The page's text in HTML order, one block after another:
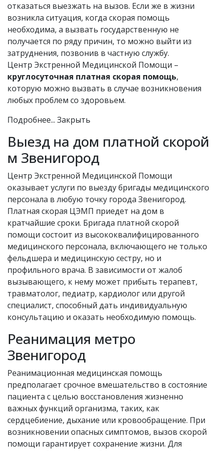
отказаться выезжать на вызов. Если же в жизни
возникла ситуация, когда скорая помощь
необходима, а вызвать государственную не
получается по ряду причин, то можно выйти из
затруднения, позвонив в частную службу.
Центр Экстренной Медицинской Помощи –
круглосуточная платная скорая помощь,
которую можно вызвать в случае возникновения
любых проблем со здоровьем.
Подробнее... Закрыть
Выезд на дом платной скорой
м Звенигород
Центр Экстренной Медицинской Помощи
оказывает услуги по выезду бригады медицинского
персонала в любую точку города Звенигород.
Платная скорая ЦЭМП приедет на дом в
кратчайшие сроки. Бригада платной скорой
помощи состоит из высококвалифицированного
медицинского персонала, включающего не только
фельдшера и медицинскую сестру, но и
профильного врача. В зависимости от жалоб
вызывающего, к нему может прибыть терапевт,
травматолог, педиатр, кардиолог или другой
специалист, способный дать индивидуальную
консультацию и оказать необходимую помощь.
Реанимация метро
Звенигород
Реанимационная медицинская помощь
предполагает срочное вмешательство в состояние
пациента с целью восстановления жизненно
важных функций организма, таких, как
сердцебиение, дыхание или кровообращение. При
возникновении опасных симптомов, вызов скорой
помощи гарантирует сохранение жизни. Для